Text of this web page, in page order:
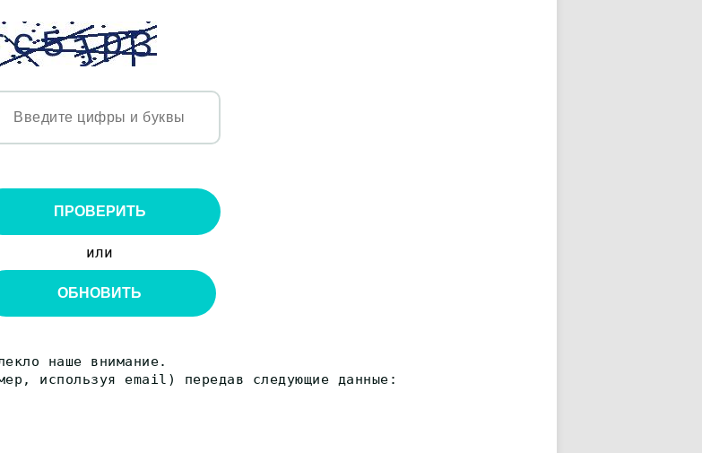
ПРОВЕРИТЬ
или
ОБНОВИТЬ
наше внимание.
используя email) передав следующие данные: